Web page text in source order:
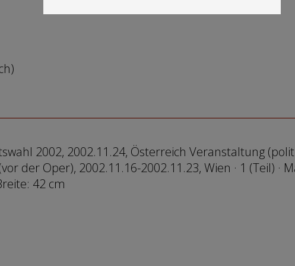
2002, 2002.11.24, Österreich Veranstaltung
der Oper), 2002.11.16-2002.11.23, Wien · 1 (Teil) ·
42 cm